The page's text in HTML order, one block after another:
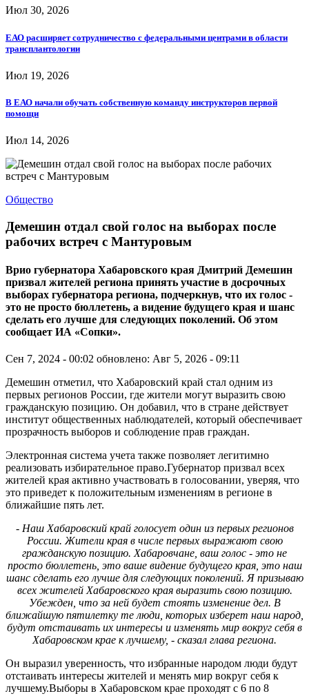
Июл 30, 2026
ЕАО расширяет сотрудничество с федеральными центрами в области
трансплантологии
Июл 19, 2026
В ЕАО начали обучать собственную команду инструкторов первой
помощи
Июл 14, 2026
Общество
Демешин отдал свой голос на выборах после
рабочих встреч с Мантуровым
Врио губернатора Хабаровского края Дмитрий Демешин
призвал жителей региона принять участие в досрочных
выборах губернатора региона, подчеркнув, что их голос -
это не просто бюллетень, а видение будущего края и шанс
сделать его лучше для следующих поколений. Об этом
сообщает ИА «Сопки».
Сен 7, 2024 - 00:02 обновлено: Авг 5, 2026 - 09:11
Демешин отметил, что Хабаровский край стал одним из
первых регионов России, где жители могут выразить свою
гражданскую позицию. Он добавил, что в стране действует
институт общественных наблюдателей, который обеспечивает
прозрачность выборов и соблюдение прав граждан.
Электронная система учета также позволяет легитимно
реализовать избирательное право.Губернатор призвал всех
жителей края активно участвовать в голосовании, уверяя, что
это приведет к положительным изменениям в регионе в
ближайшие пять лет.
- Наш Хабаровский край голосует один из первых регионов
России. Жители края в числе первых выражают свою
гражданскую позицию. Хабаровчане, ваш голос - это не
просто бюллетень, это ваше видение будущего края, это наш
шанс сделать его лучше для следующих поколений. Я призываю
всех жителей Хабаровского края выразить свою позицию.
Убежден, что за ней будет стоять изменение дел. В
ближайшую пятилетку те люди, которых изберет наш народ,
будут отстаивать их интересы и изменять мир вокруг себя в
Хабаровском крае к лучшему, - сказал глава региона.
Он выразил уверенность, что избранные народом люди будут
отстаивать интересы жителей и менять мир вокруг себя к
лучшему.Выборы в Хабаровском крае проходят с 6 по 8